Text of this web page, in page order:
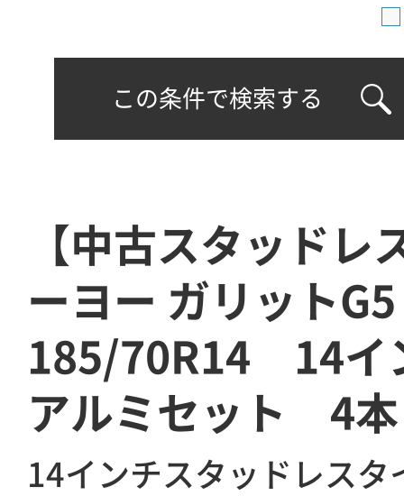
この条件で検索する
【中古スタッドレ
ーヨー ガリットG5
185/70R14 14イ
アルミセット 4本
14インチスタッドレスタ